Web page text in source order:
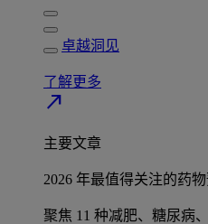
卓越洞见
了解更多
north_east
主要文章
2026 年最值得关注的药物
聚焦 11 种减肥、糖尿病